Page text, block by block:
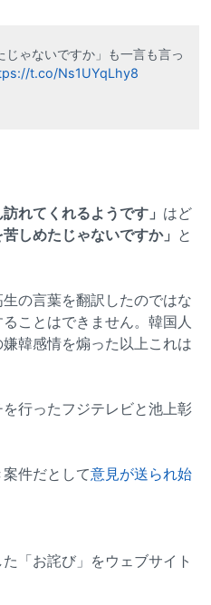
ゃないですか」も一言も言っ
t.co/Ns1UYqLhy8
れてくれるようです」 はど
しめたじゃないですか」 と
の言葉を翻訳したのではな
ことはできません。韓国人
韓感情を煽った以上これは
行ったフジテレビと池上彰
件だとして意見が送られ始
「お詫び」をウェブサイト